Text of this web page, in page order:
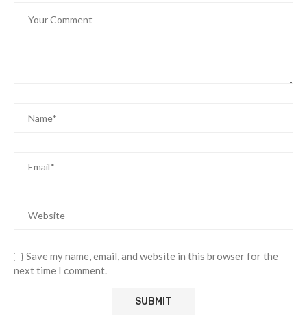
Save my name, email, and website in this browser for the
next time I comment.